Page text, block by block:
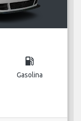
local_gas_station
Gasolina